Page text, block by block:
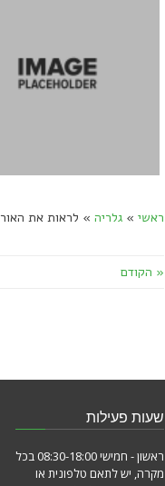
ראשי » גלריה » לראות את האור
« הקודם
שעות פעילות
ראשון - חמישי 08:30-18:00 בכל
מקרה, יש לתאם טלפונית או